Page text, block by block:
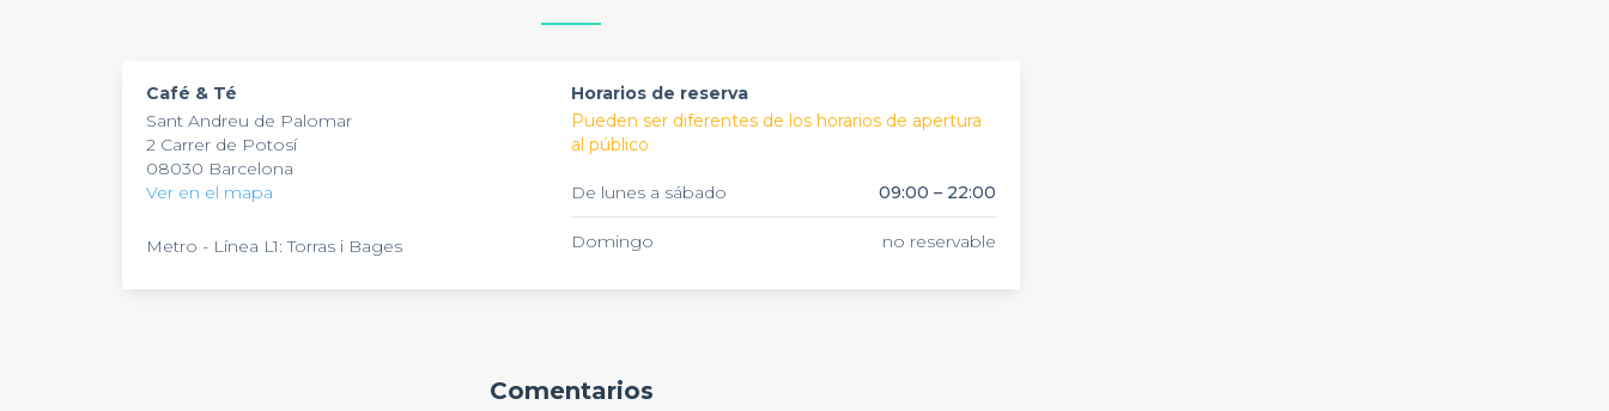
Café & Té
Sant Andreu de Palomar
2 Carrer de Potosí
08030 Barcelona
Ver en el mapa
Metro - Línea L1: Torras i Bages
Horarios de reserva
Pueden ser diferentes de los horarios de apertura
al público
De lunes a sábado 09:00 – 22:00
Domingo no reservable
Comentarios